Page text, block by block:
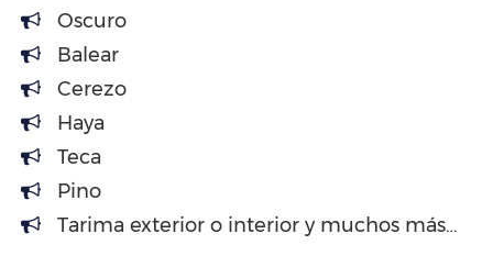
Oscuro
Balear
Cerezo
Haya
Teca
Pino
Tarima exterior o interior y muchos más…